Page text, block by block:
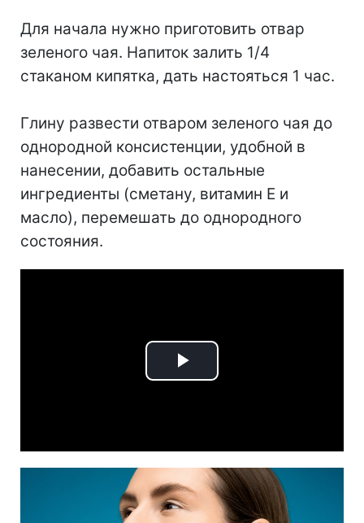
Для начала нужно приготовить отвар
зеленого чая. Напиток залить 1/4
стаканом кипятка, дать настояться 1 час.
Глину развести отваром зеленого чая до
однородной консистенции, удобной в
нанесении, добавить остальные
ингредиенты (сметану, витамин Е и
масло), перемешать до однородного
состояния.
Play